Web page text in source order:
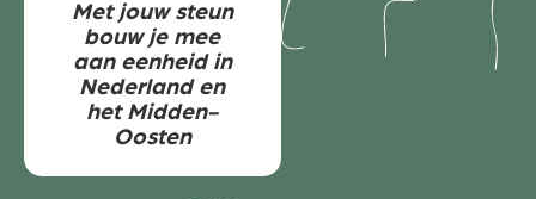
Met jouw steun
bouw je mee
aan eenheid in
Nederland en
het Midden-
Oosten